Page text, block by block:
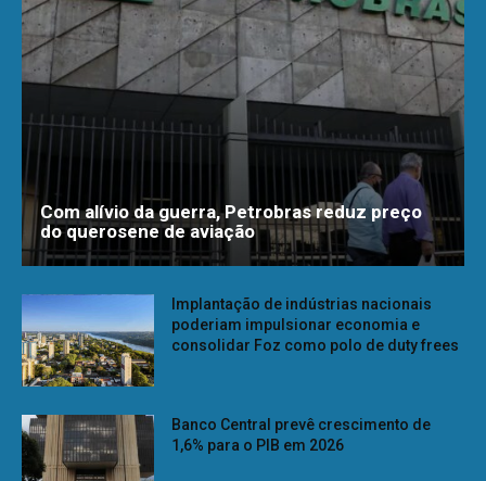
Com alívio da guerra, Petrobras reduz preço
do querosene de aviação
Implantação de indústrias nacionais
poderiam impulsionar economia e
consolidar Foz como polo de duty frees
Banco Central prevê crescimento de
1,6% para o PIB em 2026